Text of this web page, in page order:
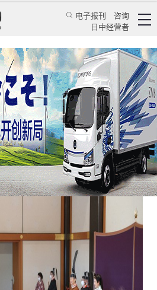
电子报刊
咨询
日中经营者
立皇嗣只能缓一时之急